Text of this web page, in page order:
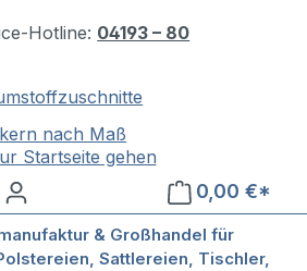
Hotline: 04193 – 80
nach Maß
0,00 €*
& Großhandel für
Sattlereien, Tischler,